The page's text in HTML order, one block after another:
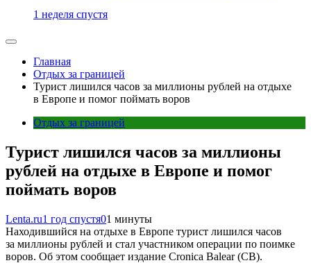
1 неделя спустя
Главная
Отдых за границей
Турист лишился часов за миллионы рублей на отдыхе
в Европе и помог поймать воров
Отдых за границей
Турист лишился часов за миллионы
рублей на отдыхе в Европе и помог
поймать воров
Lenta.ru1 год спустя01 минуты
Находившийся на отдыхе в Европе турист лишился часов
за миллионы рублей и стал участником операции по поимке
воров. Об этом сообщает издание Cronica Balear (CB).